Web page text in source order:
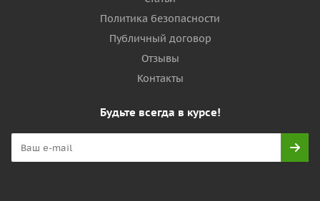
Политика безопасности
Публичный договор
Отзывы
Контакты
Будьте всегда в курсе!